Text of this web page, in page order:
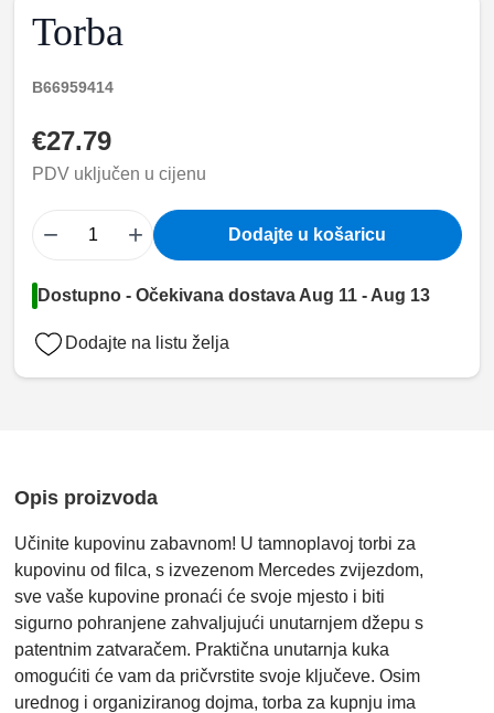
Torba
B66959414
€27.79
PDV uključen u cijenu
− + Dodajte u košaricu
Dostupno - Očekivana dostava Aug 11 - Aug 13
Dodajte na listu želja
Opis proizvoda
Učinite kupovinu zabavnom! U tamnoplavoj torbi za
kupovinu od filca, s izvezenom Mercedes zvijezdom,
sve vaše kupovine pronaći će svoje mjesto i biti
sigurno pohranjene zahvaljujući unutarnjem džepu s
patentnim zatvaračem. Praktična unutarnja kuka
omogućiti će vam da pričvrstite svoje ključeve. Osim
urednog i organiziranog dojma, torba za kupnju ima